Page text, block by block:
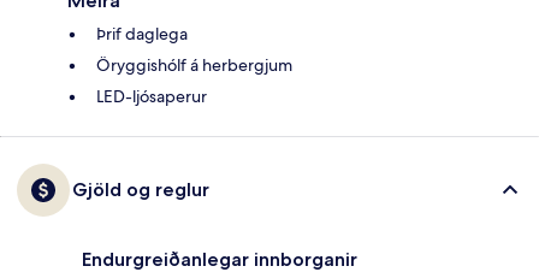
Þrif daglega
Öryggishólf á herbergjum
LED-ljósaperur
Gjöld og reglur
Endurgreiðanlegar innborganir